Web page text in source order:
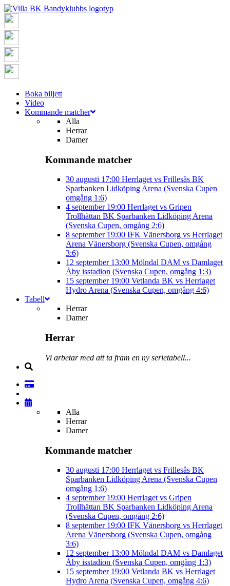
Boka biljett
Video
Kommande matcher
Alla
Herrar
Damer
Kommande matcher
30 augusti 17:00 Herrlaget vs Frillesås BK
Sparbanken Lidköping Arena (Svenska Cupen
omgång 1:6)
4 september 19:00 Herrlaget vs Gripen
Trollhättan BK Sparbanken Lidköping Arena
(Svenska Cupen, omgång 2:6)
8 september 19:00 IFK Vänersborg vs Herrlaget
Arena Vänersborg (Svenska Cupen, omgång
3:6)
12 september 13:00 Mölndal DAM vs Damlaget
Åby isstadion (Svenska Cupen, omgång 1:3)
15 september 19:00 Vetlanda BK vs Herrlaget
Hydro Arena (Svenska Cupen, omgång 4:6)
Tabell
Herrar
Damer
Herrar
Vi arbetar med att ta fram en ny serietabell...
Alla
Herrar
Damer
Kommande matcher
30 augusti 17:00 Herrlaget vs Frillesås BK
Sparbanken Lidköping Arena (Svenska Cupen
omgång 1:6)
4 september 19:00 Herrlaget vs Gripen
Trollhättan BK Sparbanken Lidköping Arena
(Svenska Cupen, omgång 2:6)
8 september 19:00 IFK Vänersborg vs Herrlaget
Arena Vänersborg (Svenska Cupen, omgång
3:6)
12 september 13:00 Mölndal DAM vs Damlaget
Åby isstadion (Svenska Cupen, omgång 1:3)
15 september 19:00 Vetlanda BK vs Herrlaget
Hydro Arena (Svenska Cupen, omgång 4:6)